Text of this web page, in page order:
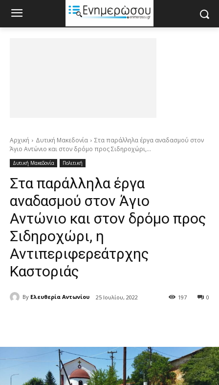
Αρχική Δυτική Μακεδονία
Στα παράλληλα έργα αναδασμού στον
Άγιο Αντώνιο και στον δρόμο προς Σιδηροχώρι,...
Δυτική Μακεδονία Πολιτική
Στα παράλληλα έργα
αναδασμού στον Άγιο
Αντώνιο και στον δρόμο προς
Σιδηροχώρι, η
Αντιπεριφερεάτρχης
Καστοριάς
By Ελευθερία Αντωνίου 25 Ιουλίου, 2022 0
197